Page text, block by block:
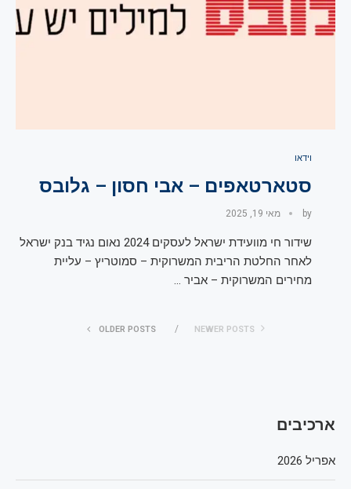
וידאו
סטארטאפים – אבי חסון – גלובס
by מאי 19, 2025
שידור חי מוועידת ישראל לעסקים 2024 נאום נגיד בנק ישראל
לאחר החלטת הריבית המשרוקית – סמוטריץ – עליית
מחירים המשרוקית – אביר …
NEWER POSTS
OLDER POSTS
ארכיבים
אפריל 2026